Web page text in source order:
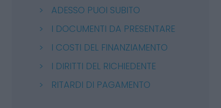
ADESSO PUOI SUBITO
I DOCUMENTI DA PRESENTARE
I COSTI DEL FINANZIAMENTO
I DIRITTI DEL RICHIEDENTE
RITARDI DI PAGAMENTO